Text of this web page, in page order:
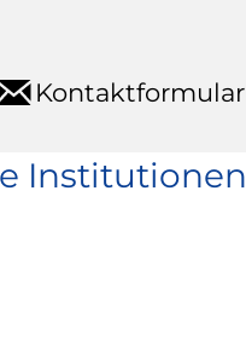
Kontaktformular
Institutionen